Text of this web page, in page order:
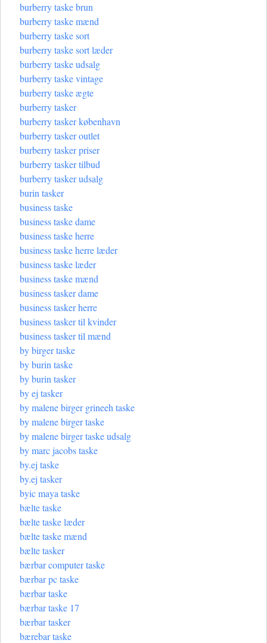
burberry taske brun
burberry taske mænd
burberry taske sort
burberry taske sort læder
burberry taske udsalg
burberry taske vintage
burberry taske ægte
burberry tasker
burberry tasker københavn
burberry tasker outlet
burberry tasker priser
burberry tasker tilbud
burberry tasker udsalg
burin tasker
business taske
business taske dame
business taske herre
business taske herre læder
business taske læder
business taske mænd
business tasker dame
business tasker herre
business tasker til kvinder
business tasker til mænd
by birger taske
by burin taske
by burin tasker
by ej tasker
by malene birger grineeh taske
by malene birger taske
by malene birger taske udsalg
by marc jacobs taske
by.ej taske
by.ej tasker
byic maya taske
bælte taske
bælte taske læder
bælte taske mænd
bælte tasker
bærbar computer taske
bærbar pc taske
bærbar taske
bærbar taske 17
bærbar tasker
bærebar taske